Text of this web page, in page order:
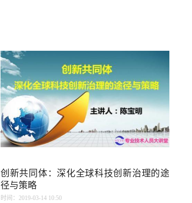
创新共同体：深化全球科技创新治理的途
径与策略
时间：2019-03-14 10:50